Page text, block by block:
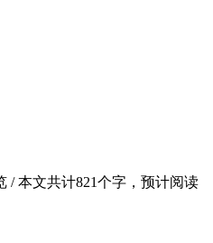
/本文共计821个字，预计阅读